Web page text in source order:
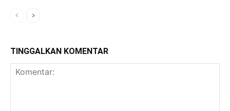
TINGGALKAN KOMENTAR